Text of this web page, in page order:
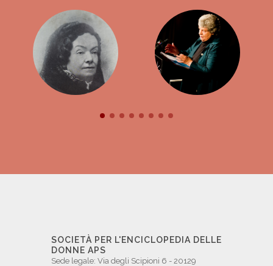
SOCIETÀ PER L'ENCICLOPEDIA DELLE
DONNE APS
Sede legale: Via degli Scipioni 6 - 20129